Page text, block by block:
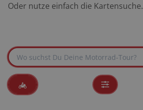
Oder nutze einfach die Kartensuche.